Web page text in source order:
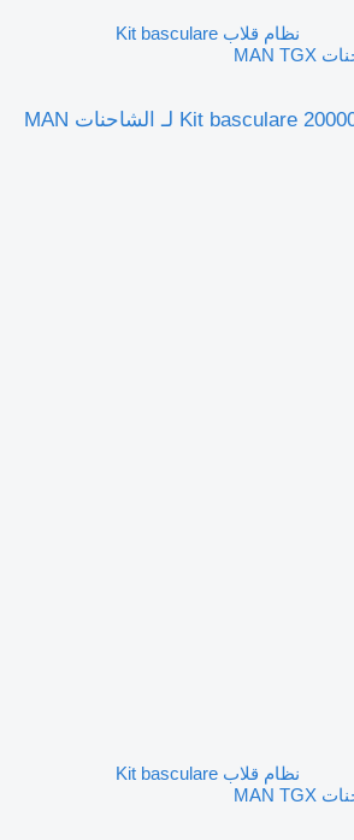
نظام قلاب Kit basculare
نظام قلاب Kit basculare 2000000373379 لـ الشاحنات MAN
نظام قلاب Kit basculare